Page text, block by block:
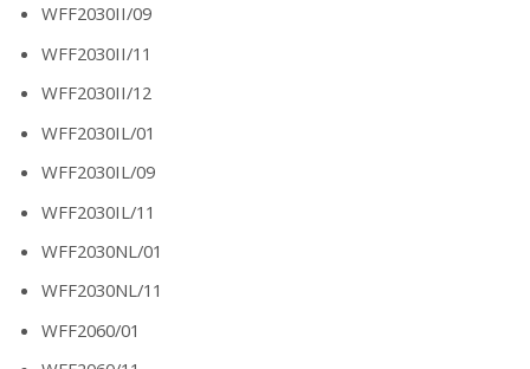
WFF2030II/09
WFF2030II/11
WFF2030II/12
WFF2030IL/01
WFF2030IL/09
WFF2030IL/11
WFF2030NL/01
WFF2030NL/11
WFF2060/01